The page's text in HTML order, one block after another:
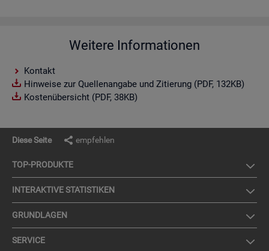
Weitere Informationen
Kontakt
Hinweise zur Quellenangabe und Zitierung (PDF, 132KB)
Kostenübersicht (PDF, 38KB)
Diese Seite empfehlen
TOP-PRO­DUK­TE
IN­TER­AK­TI­VE STA­TIS­TI­KEN
GRUND­LA­GEN
SER­VICE